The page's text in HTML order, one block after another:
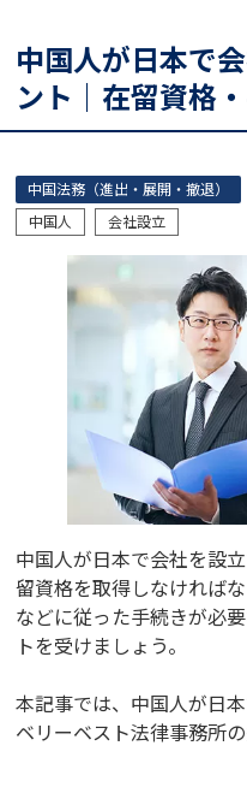
中国人が日本で
ント｜在留資格
中国法務（進出・展開・撤退）
中国人
会社設立
中国人が日本で会社を設
留資格を取得しなければ
などに従った手続きが必
トを受けましょう。
本記事では、中国人が日
ベリーベスト法律事務所